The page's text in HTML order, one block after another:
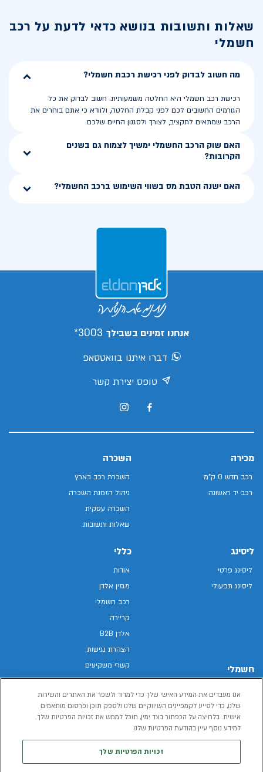
שאלות ותשובות בנושא כדאי לדעת על רכב
חשמלי
מה חשוב לבדוק לפני רכישת רכבת חשמלי?
רכישת רכב חשמלי היא החלטה משמעותית. חשוב לבדוק את כל
הגורמים החשובים לכם לפני קבלת החלטה, ולוודא כי אתם בוחרים את
הרכב שמתאים לתקציב, לצורך ולסגנון החיים שלכם.
האם שוק הרכב החשמלי ימשיך לצמוח גם בשנים
הקרובות?
האם ישנה הטבת מס בשווי השימוש ברכב החשמלי?
אנחנו זמינים בשבילך 3003*
דברו איתנו בוואטסאפ
טופס יצירת קשר
מכירה
רכב חדש 0 ק"מ
רכב יד ראשונה
השכרה
השכרת רכב בארץ
ניהול הזמנת השכרה
השכרה עסקית
שאלות ותשובות
ליסינג
ליסינג פרטי
ליסינג תפעולי
חשמלי
רכב חשמלי
הכל על רכב חשמלי
כללי
אודות
מגזין אלדן
רכב חשמלי
קריירה
אלדן B2B
הצהרת נגישות
קשרי משקיעים
מפת האתר
מדיניות פרטיות
תנאי שימוש
אנו מעבדים את המידע האישי שלך כדי למדוד ולשפר את האתרים והשירות
שלנו, כדי לסייע לקמפיינים השיווקיים שלנו ולספק תוכן ופרסום מותאמים
אישית. בלחיצה על הכפתור בצד ימין, תוכל לממש את זכויות הפרטיות שלך.
למידע נוסף עיין בהודעת הפרטיות שלנו
זכויות הפרטיות שלך